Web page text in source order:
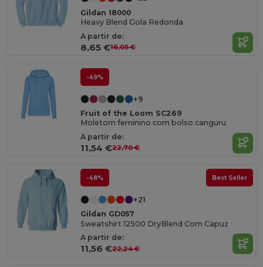
Gildan 18000
Heavy Blend Gola Redonda
A partir de:
8,65 €16,05 €
-49%
+9
Fruit of the Loom SC269
Moletom feminino com bolso canguru
A partir de:
11,54 €22,70 €
-48% Best Seller
+21
Gildan GD057
Sweatshirt 12500 DryBlend Com Capuz
A partir de:
11,56 €22,24 €